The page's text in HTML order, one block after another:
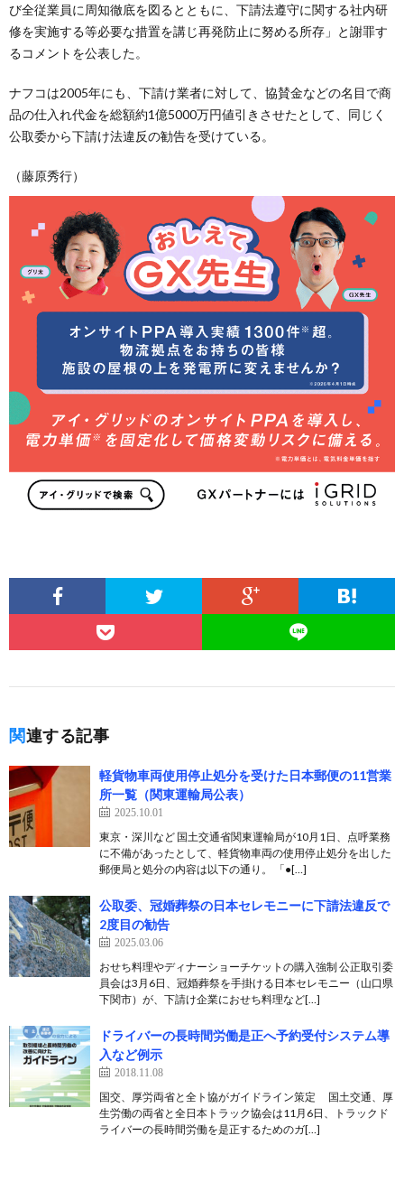
び全従業員に周知徹底を図るとともに、下請法遵守に関する社内研
修を実施する等必要な措置を講じ再発防止に努める所存」と謝罪す
るコメントを公表した。
ナフコは2005年にも、下請け業者に対して、協賛金などの名目で商
品の仕入れ代金を総額約1億5000万円値引きさせたとして、同じく
公取委から下請け法違反の勧告を受けている。
（藤原秀行）
関連する記事
軽貨物車両使用停止処分を受けた日本郵便の11営業
所一覧（関東運輸局公表）
2025.10.01
東京・深川など 国土交通省関東運輸局が10月1日、点呼業務
に不備があったとして、軽貨物車両の使用停止処分を出した
郵便局と処分の内容は以下の通り。 「●[…]
公取委、冠婚葬祭の日本セレモニーに下請法違反で
2度目の勧告
2025.03.06
おせち料理やディナーショーチケットの購入強制 公正取引委
員会は3月6日、冠婚葬祭を手掛ける日本セレモニー（山口県
下関市）が、下請け企業におせち料理など[…]
ドライバーの長時間労働是正へ予約受付システム導
入など例示
2018.11.08
国交、厚労両省と全ト協がガイドライン策定 国土交通、厚
生労働の両省と全日本トラック協会は11月6日、トラックド
ライバーの長時間労働を是正するためのガ[…]